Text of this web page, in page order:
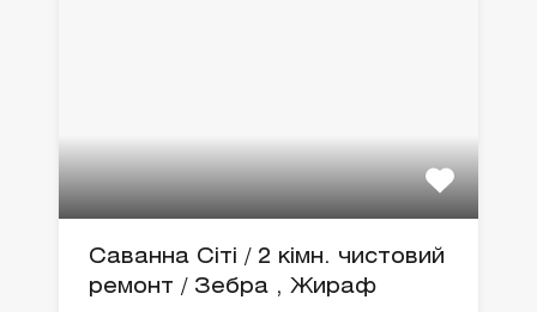
Саванна Сіті / 2 кімн. чистовий
ремонт / Зебра , Жираф